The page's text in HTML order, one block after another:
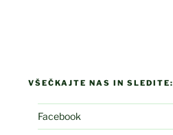
VŠEČKAJTE NAS IN SLEDITE:
Facebook